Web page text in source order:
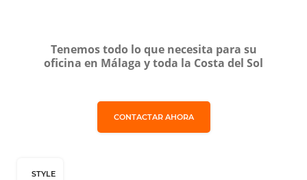
Tenemos todo lo que necesita para su
oficina en Málaga y toda la Costa del Sol
CONTACTAR AHORA
STYLE